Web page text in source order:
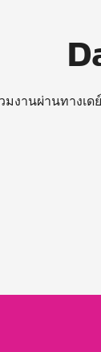
มงานผ่านทางเ